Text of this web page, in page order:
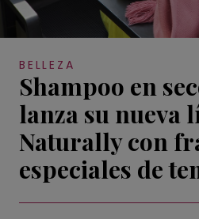
BELLEZA
Shampoo en
lanza su nueva
Naturally con
especiales de